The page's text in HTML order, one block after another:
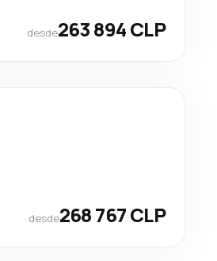
desde263 894 CLP
desde268 767 CLP